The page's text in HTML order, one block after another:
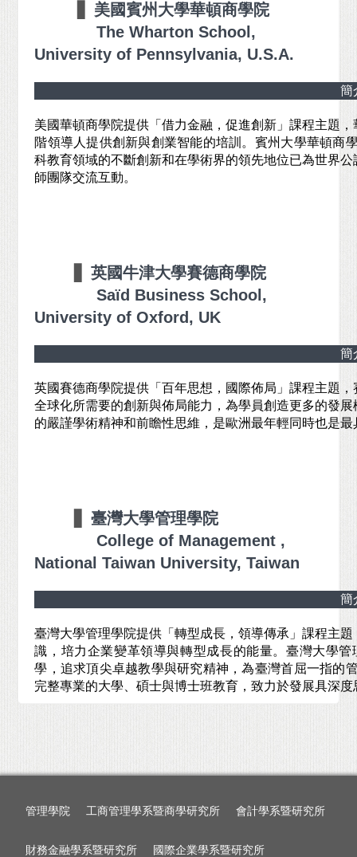
美國賓州大學華頓商學院
The Wharton School,
University of Pennsylvania, U.S.A.
簡
美國華頓商學院提供「借力金融，促進創新」課程主題
階領導人提供創新與創業智能的培訓。賓州大學華頓商
科教育領域的不斷創新和在學術界的領先地位已為世界
師團隊交流互動。
▋英國牛津大學賽德商學院
Saïd Business School,
University of Oxford, UK
簡
英國賽德商學院提供「百年思想，國際佈局」課程主題
全球化所需要的創新與佈局能力，為學員創造更多的發
的嚴謹學術精神和前瞻性思維，是歐洲最年輕同時也是
▋臺灣大學管理學院
College of Management ,
National Taiwan University, Taiwan
簡
臺灣大學管理學院提供「轉型成長，領導傳承」課程主
識，培力企業變革領導與轉型成長的能量。臺灣大學
學，追求頂尖卓越教學與研究精神，為臺灣首屈一指的
完整專業的大學、碩士與博士班教育，致力於發展具深
管理學院 工商管理學系暨商學研究所 會計學系暨研究所
財務金融學系暨研究所 國際企業學系暨研究所